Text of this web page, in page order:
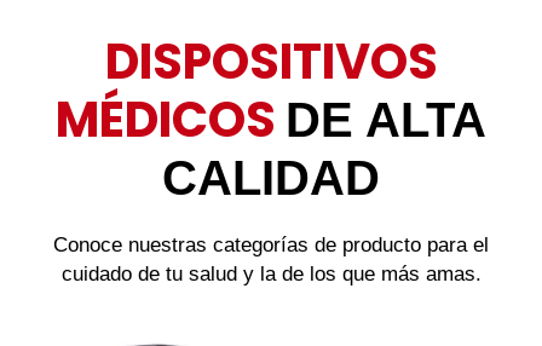
DISPOSITIVOS
MÉDICOS DE ALTA
CALIDAD
Conoce nuestras categorías de producto para el
cuidado de tu salud y la de los que más amas.